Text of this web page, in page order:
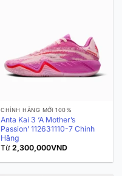
CHÍNH HÃNG MỚI 100%
Anta Kai 3 ‘A Mother’s
Passion’ 112631110-7 Chính
Hãng
Từ2,300,000VND